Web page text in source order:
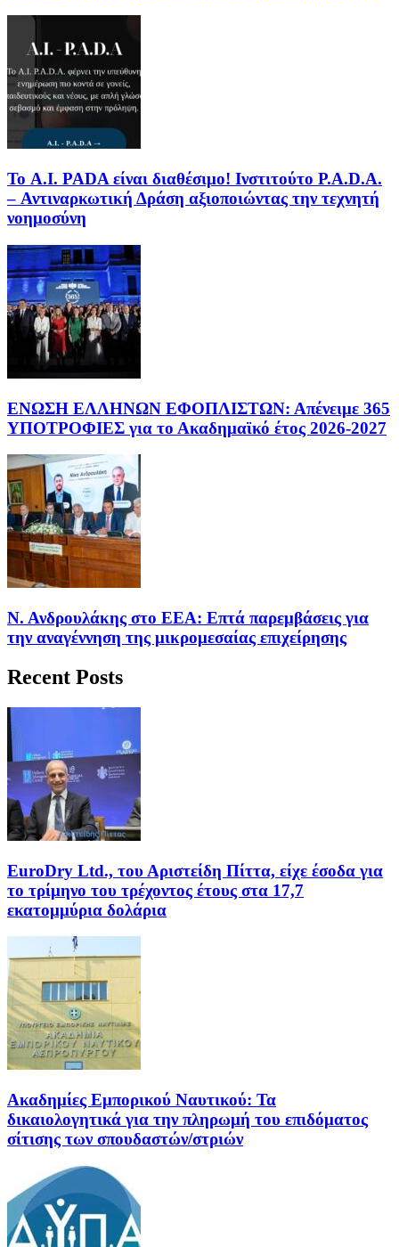
Το A.I. PADA είναι διαθέσιμο! Ινστιτούτο P.A.D.A.
– Αντιναρκωτική Δράση αξιοποιώντας την τεχνητή
νοημοσύνη
ΕΝΩΣΗ ΕΛΛΗΝΩΝ ΕΦΟΠΛΙΣΤΩΝ: Απένειμε 365
ΥΠΟΤΡΟΦΙΕΣ για το Ακαδημαϊκό έτος 2026-2027
Ν. Ανδρουλάκης στο ΕΕΑ: Επτά παρεμβάσεις για
την αναγέννηση της μικρομεσαίας επιχείρησης
Recent Posts
EuroDry Ltd., του Αριστείδη Πίττα, είχε έσοδα για
το τρίμηνο του τρέχοντος έτους στα 17,7
εκατομμύρια δολάρια
Ακαδημίες Εμπορικού Ναυτικού: Τα
δικαιολογητικά για την πληρωμή του επιδόματος
σίτισης των σπουδαστών/στριών